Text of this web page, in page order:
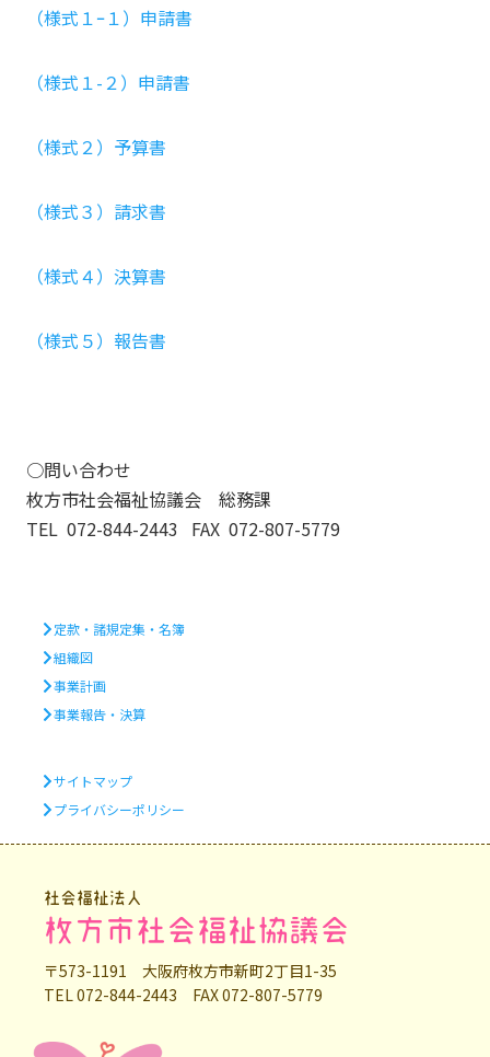
（様式１ｰ１）申請書
（様式１-２）申請書
（様式２）予算書
（様式３）請求書
（様式４）決算書
（様式５）報告書
○問い合わせ
枚方市社会福祉協議会 総務課
TEL 072-844-2443 FAX 072-807-5779
定款・諸規定集・名簿
組織図
事業計画
事業報告・決算
サイトマップ
プライバシーポリシー
社会福祉法人
枚方市社会福祉協議会
〒573-1191 大阪府枚方市新町2丁目1-35
TEL 072-844-2443 FAX 072-807-5779